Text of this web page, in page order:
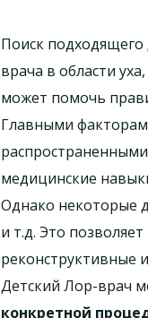
Поиск подходящего
врача в области
может помочь
Главными
медицинские
Однако некоторые
и т.д. Это
реконструктивные
Детский Лор-врач
конкретной